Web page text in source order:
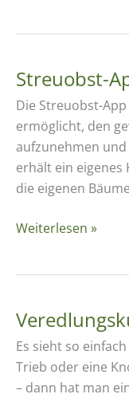
Streuobst-
Die Streuobst-
ermöglicht, den
aufzunehmen
erhält ein eigenes
die eigenen
Streuobst-
Weiterlesen »
Es sieht so
Trieb oder eine
– dann hat man